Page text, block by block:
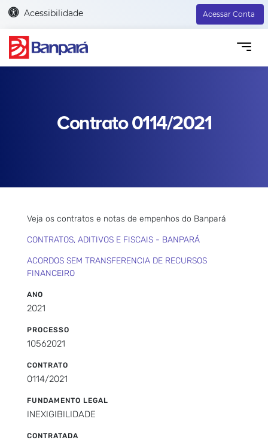
Acessibilidade Acessar Conta
Contrato 0114/2021
Veja os contratos e notas de empenhos do Banpará
CONTRATOS, ADITIVOS E FISCAIS - BANPARÁ
ACORDOS SEM TRANSFERENCIA DE RECURSOS
FINANCEIRO
ANO
2021
PROCESSO
10562021
CONTRATO
0114/2021
FUNDAMENTO LEGAL
INEXIGIBILIDADE
CONTRATADA